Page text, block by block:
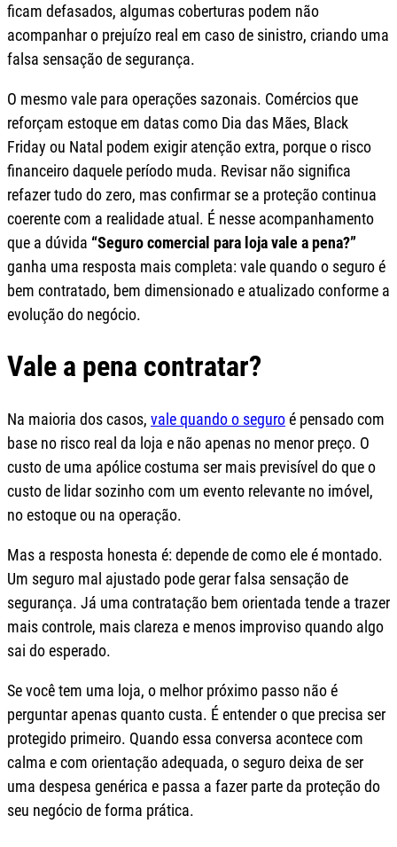
ficam defasados, algumas coberturas podem não
acompanhar o prejuízo real em caso de sinistro, criando uma
falsa sensação de segurança.
O mesmo vale para operações sazonais. Comércios que
reforçam estoque em datas como Dia das Mães, Black
Friday ou Natal podem exigir atenção extra, porque o risco
financeiro daquele período muda. Revisar não significa
refazer tudo do zero, mas confirmar se a proteção continua
coerente com a realidade atual. É nesse acompanhamento
que a dúvida “Seguro comercial para loja vale a pena?”
ganha uma resposta mais completa: vale quando o seguro é
bem contratado, bem dimensionado e atualizado conforme a
evolução do negócio.
Vale a pena contratar?
Na maioria dos casos, vale quando o seguroé pensado com
base no risco real da loja e não apenas no menor preço. O
custo de uma apólice costuma ser mais previsível do que o
custo de lidar sozinho com um evento relevante no imóvel,
no estoque ou na operação.
Mas a resposta honesta é: depende de como ele é montado.
Um seguro mal ajustado pode gerar falsa sensação de
segurança. Já uma contratação bem orientada tende a trazer
mais controle, mais clareza e menos improviso quando algo
sai do esperado.
Se você tem uma loja, o melhor próximo passo não é
perguntar apenas quanto custa. É entender o que precisa ser
protegido primeiro. Quando essa conversa acontece com
calma e com orientação adequada, o seguro deixa de ser
uma despesa genérica e passa a fazer parte da proteção do
seu negócio de forma prática.